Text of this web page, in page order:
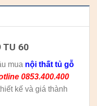
TU 60
mua nội thất tủ gỗ
0853.400.400
kế và giá thành